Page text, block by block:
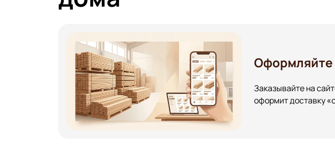
Оформляйте
Заказывайте на
оформит доставку